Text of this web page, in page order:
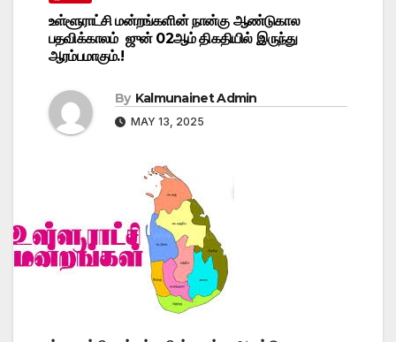
உள்ளூராட்சி மன்றங்களின் நான்கு ஆண்டுகால
பதவிக்காலம் ஜுன் 02ஆம் திகதியில் இருந்து
ஆரம்பமாகும்.!
By Kalmunainet Admin
MAY 13, 2025